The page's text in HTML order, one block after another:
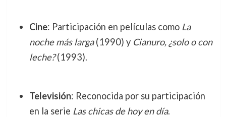
Cine: Participación en películas como La
noche más larga(1990) y Cianuro, ¿solo o con
leche?(1993).
Televisión: Reconocida por su participación
en la serie Las chicas de hoy en día.